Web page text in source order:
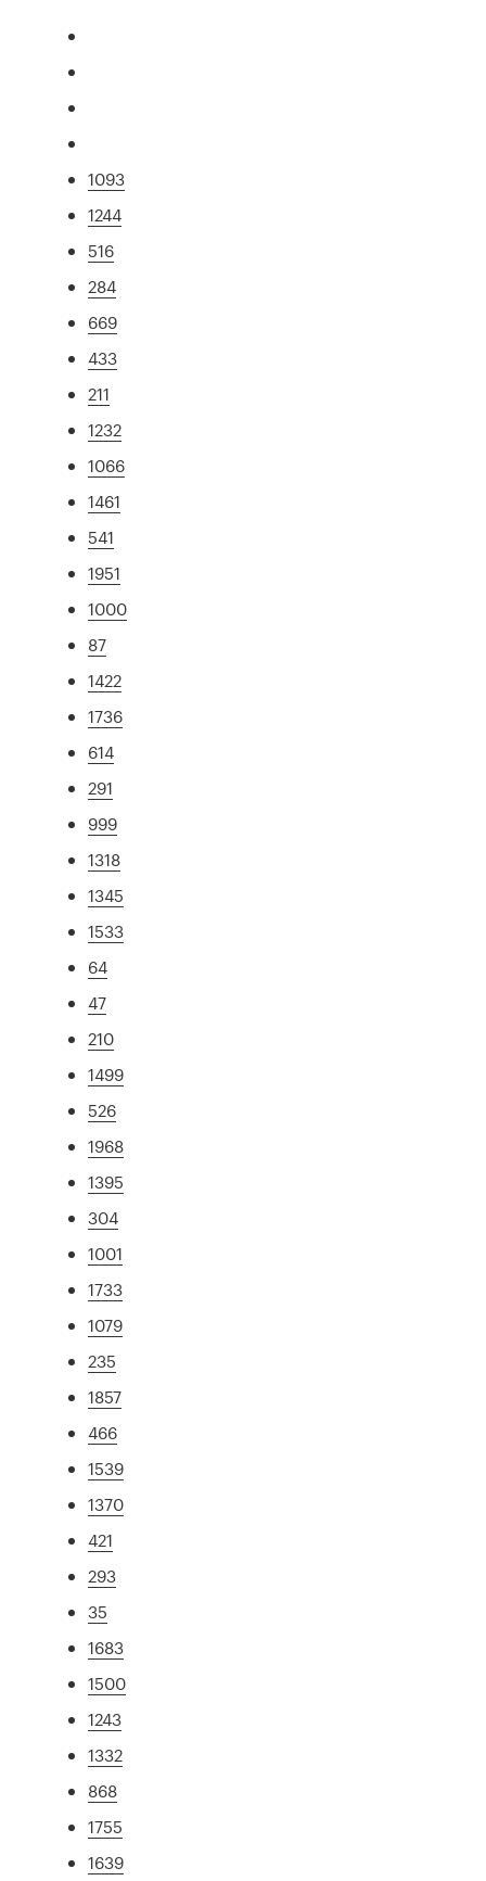
1093
1244
516
284
669
433
211
1232
1066
1461
541
1951
1000
87
1422
1736
614
291
999
1318
1345
1533
64
47
210
1499
526
1968
1395
304
1001
1733
1079
235
1857
466
1539
1370
421
293
35
1683
1500
1243
1332
868
1755
1639